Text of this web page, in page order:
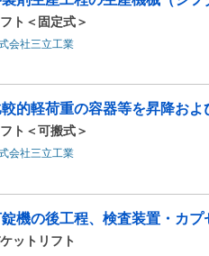
ト＜固定式＞
会社三立工業
較的軽荷重の容器等を昇降お
ト＜可搬式＞
会社三立工業
機の後工程、検査装置・カ
ットリフト